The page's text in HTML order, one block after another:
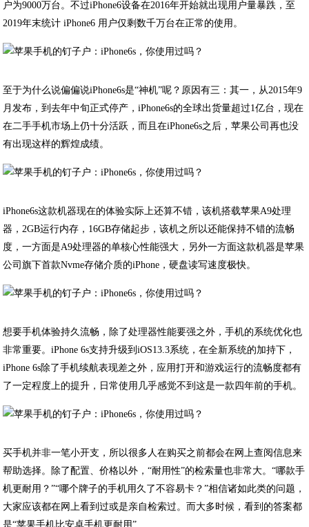
户为9000万台。不过iPhone6设备在2016年开始就出现用户量暴跌，至
2019年末统计 iPhone6 用户仅剩数千万台在正常的使用。
至于为什么说偏偏说iPhone6s是“神机”呢？原因有三：其一，从2015年9
月发布，到去年中旬正式停产，iPhone6s的全球出货量超过1亿台，现在
在二手手机市场上仍十分活跃，而且在iPhone6s之后，苹果公司再也没
有出现这样的辉煌成绩。
iPhone6s这款机器现在的体验实际上还算不错，该机搭载苹果A9处理
器，2GB运行内存，16GB存储起步，该机之所以还能保持不错的流畅
度，一方面是A9处理器的单核心性能强大，另外一方面这款机器是苹果
公司旗下首款Nvme存储介质的iPhone，硬盘读写速度极快。
想要手机体验持久流畅，除了处理器性能要强之外，手机的系统优化也
非常重要。iPhone 6s支持升级到iOS13.3系统，在全新系统的加持下，
iPhone 6s除了手机续航表现差之外，应用打开和游戏运行的流畅度都有
了一定程度上的提升，日常使用几乎感觉不到这是一款四年前的手机。
买手机并非一笔小开支，所以很多人在购买之前都会在网上查阅信息来
帮助选择。除了配置、价格以外，“耐用性”的检索量也非常大。“哪款手
机更耐用？”“哪个牌子的手机用久了不容易卡？”相信诸如此类的问题，
大家应该都在网上看到过或是亲自检索过。而大多时候，看到的答案都
是“苹果手机比安卓手机更耐用”